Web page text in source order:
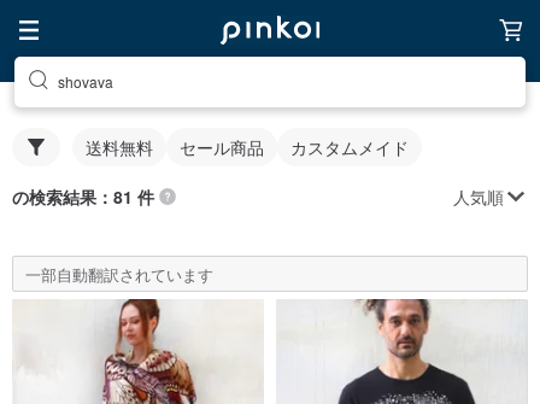
shovava
送料無料 セール商品 カスタムメイド
の検索結果：81 件 人気順
一部自動翻訳されています